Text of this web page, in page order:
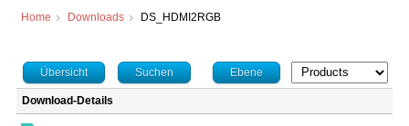
Home Downloads DS_HDMI2RGB
Übersicht Suchen Ebene
Download-Details